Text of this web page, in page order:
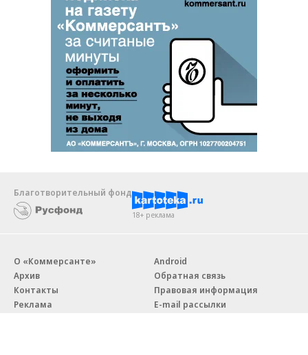
Благотворительный фонд
18+ реклама
О «Коммерсанте»
Архив
Контакты
Реклама
Android
Обратная связь
Правовая информация
E-mail рассылки